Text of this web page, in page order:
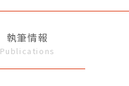
執筆情報
Publications